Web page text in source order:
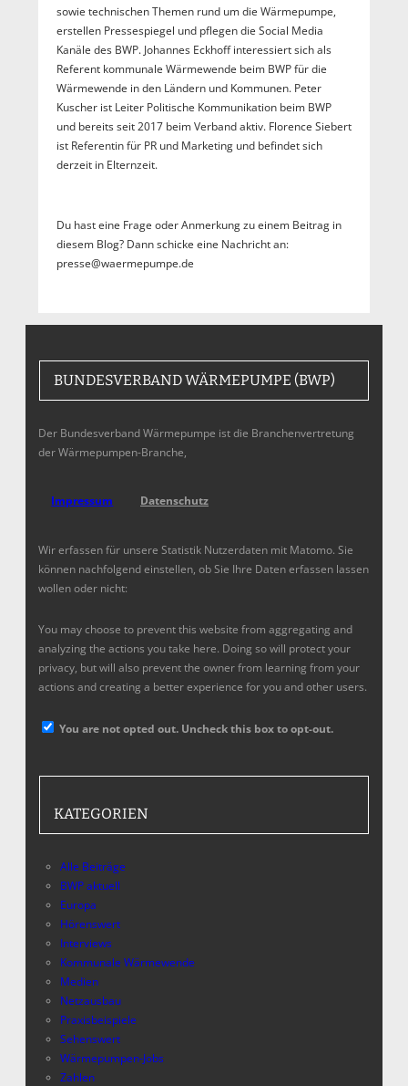
sowie technischen Themen rund um die Wärmepumpe,
erstellen Pressespiegel und pflegen die Social Media
Kanäle des BWP. Johannes Eckhoff interessiert sich als
Referent kommunale Wärmewende beim BWP für die
Wärmewende in den Ländern und Kommunen. Peter
Kuscher ist Leiter Politische Kommunikation beim BWP
und bereits seit 2017 beim Verband aktiv. Florence Siebert
ist Referentin für PR und Marketing und befindet sich
derzeit in Elternzeit.
Du hast eine Frage oder Anmerkung zu einem Beitrag in
diesem Blog? Dann schicke eine Nachricht an:
presse@waermepumpe.de
BUNDESVERBAND WÄRMEPUMPE (BWP)
Der Bundesverband Wärmepumpe ist die Branchenvertretung
der Wärmepumpen-Branche,
Impressum Datenschutz
Wir erfassen für unsere Statistik Nutzerdaten mit Matomo. Sie
können nachfolgend einstellen, ob Sie Ihre Daten erfassen lassen
wollen oder nicht:
You may choose to prevent this website from aggregating and
analyzing the actions you take here. Doing so will protect your
privacy, but will also prevent the owner from learning from your
actions and creating a better experience for you and other users.
You are not opted out. Uncheck this box to opt-out.
KATEGORIEN
Alle Beiträge
BWP aktuell
Europa
Hörenswert
Interviews
Kommunale Wärmewende
Medien
Netzausbau
Praxisbeispiele
Sehenswert
Wärmepumpen-Jobs
Zahlen